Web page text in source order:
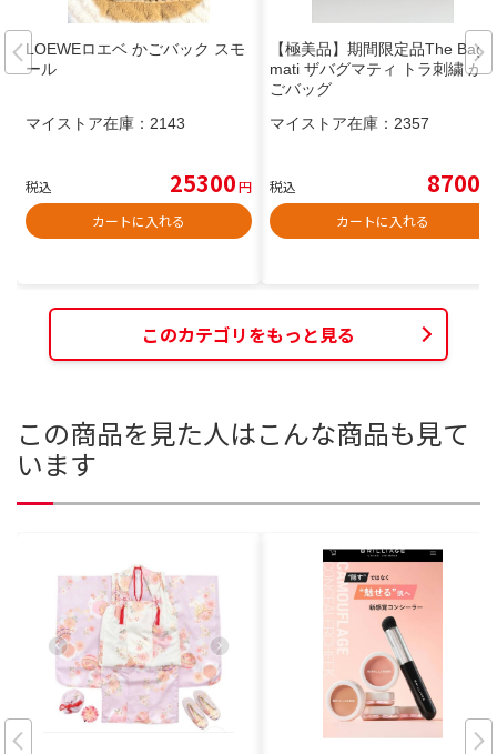
LOEWEロエベ かごバック スモ
ール
マイストア在庫： 2143
税込 25300円
カートに入れる
【極美品】期間限定品The Bag
mati ザバグマティ トラ刺繍 か
ごバッグ
マイストア在庫： 2357
税込 8700
カートに入れる
このカテゴリをもっと見る
この商品を見た人はこんな商品も見て
います